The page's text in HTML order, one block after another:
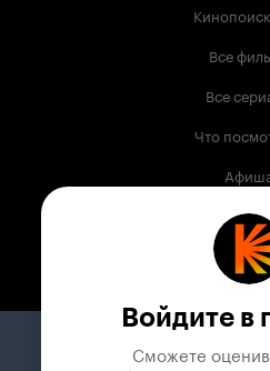
Все
Все
Что
Музыка
Служба
Войдите в
Сможете